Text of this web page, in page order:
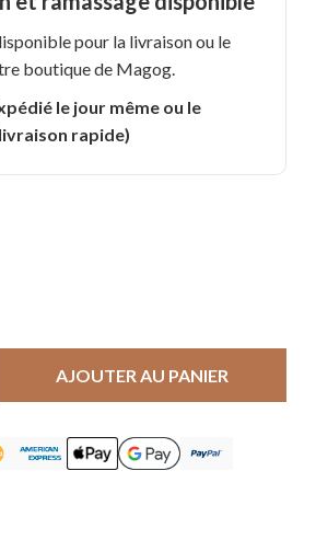
pour la livraison ou le
boutique de Magog.
le jour même ou le
rapide)
AJOUTER AU PANIER